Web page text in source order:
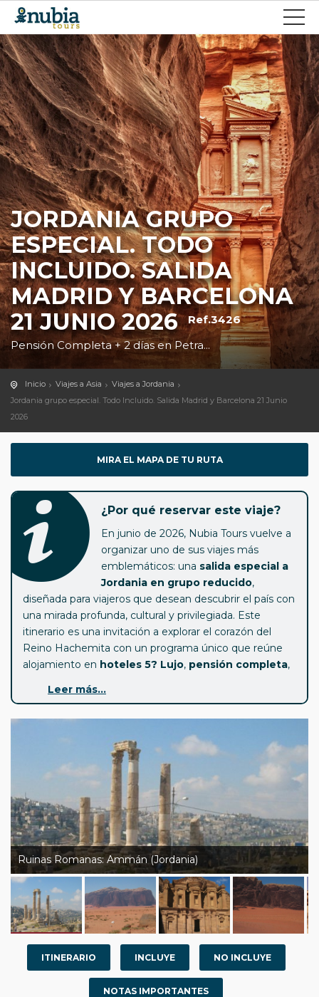
JORDANIA GRUPO
ESPECIAL. TODO
INCLUIDO. SALIDA
MADRID Y BARCELONA
21 JUNIO 2026 Ref.3426
Pensión Completa + 2 días en Petra...
Inicio Viajes a Asia
Viajes a Jordania
Jordania grupo especial. Todo Incluido. Salida Madrid y Barcelona 21 Junio
2026
MIRA EL MAPA DE TU RUTA
¿Por qué reservar este viaje?
En junio de 2026, Nubia Tours vuelve a
organizar uno de sus viajes más
emblemáticos: una salida especial a
Jordania en grupo reducido,
diseñada para viajeros que desean descubrir el país con
una mirada profunda, cultural y privilegiada. Este
itinerario es una invitación a explorar el corazón del
Reino Hachemita con un programa único que reúne
alojamiento en hoteles 5? Lujo, pensión completa,
completas en Petra, la mágica experiencia de
aguas terapéuticas delMar Muerto
.
Jordania es un destino que emociona desde el primer
momento: ciudades romanas perfectamente
conservadas, fortalezas cruzadas que se alzan en lo
alto de colinas milenarias, paisajes bíblicos que han sido
testigos de profetas y civilizaciones, desiertos
inmensos donde el silencio se convierte en un
lenguaje propio, y la ciudad rosa de Petra, una de las
maravillas más fascinantes jamás creadas por el ser
humano.
Este viaje ha sido cuidadosamente diseñado por Nubia
Tours —especialista en destinos de Oriente Medio—
para viajeros que buscan
calidad, autenticidad y
confort
. En cada etapa, vivirás experiencias exclusivas
que no aparecen en los programas convencionales:
Leer más...
Ruinas Romanas: Ammán (Jordania)
ITINERARIO INCLUYE NO INCLUYE
NOTAS IMPORTANTES